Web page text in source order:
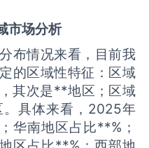
市场分析
布情况来看，目前我
的区域性特征：区域
其次是**地区；区域
具体来看，2025年
华南地区占比**%；